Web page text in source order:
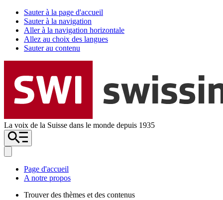
Sauter à la page d'accueil
Sauter à la navigation
Aller à la navigation horizontale
Allez au choix des langues
Sauter au contenu
La voix de la Suisse dans le monde depuis 1935
Page d'accueil
A notre propos
Trouver des thèmes et des contenus